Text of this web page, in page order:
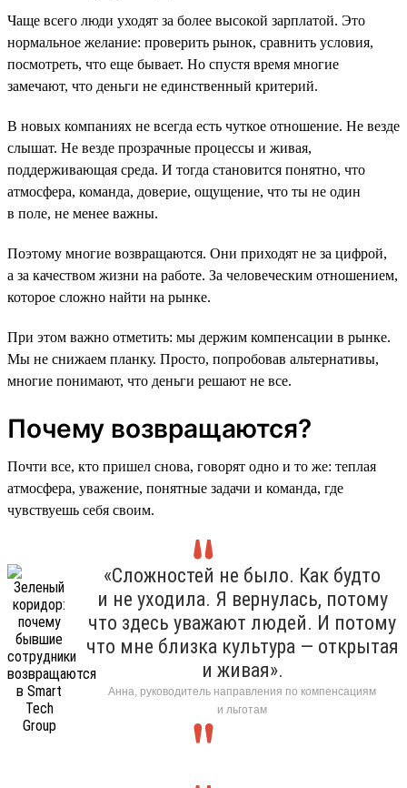
Чаще всего люди уходят за более высокой зарплатой. Это
нормальное желание: проверить рынок, сравнить условия,
посмотреть, что еще бывает. Но спустя время многие
замечают, что деньги не единственный критерий.
В новых компаниях не всегда есть чуткое отношение. Не везде
слышат. Не везде прозрачные процессы и живая,
поддерживающая среда. И тогда становится понятно, что
атмосфера, команда, доверие, ощущение, что ты не один
в поле, не менее важны.
Поэтому многие возвращаются. Они приходят не за цифрой,
а за качеством жизни на работе. За человеческим отношением,
которое сложно найти на рынке.
При этом важно отметить: мы держим компенсации в рынке.
Мы не снижаем планку. Просто, попробовав альтернативы,
многие понимают, что деньги решают не все.
Почему возвращаются?
Почти все, кто пришел снова, говорят одно и то же: теплая
атмосфера, уважение, понятные задачи и команда, где
чувствуешь себя своим.
«Сложностей не было. Как будто
и не уходила. Я вернулась, потому
что здесь уважают людей. И потому
что мне близка культура — открытая
и живая».
Анна, руководитель направления по компенсациям
и льготам